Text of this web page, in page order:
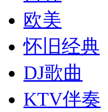
欧美
怀旧经典
DJ歌曲
KTV伴奏